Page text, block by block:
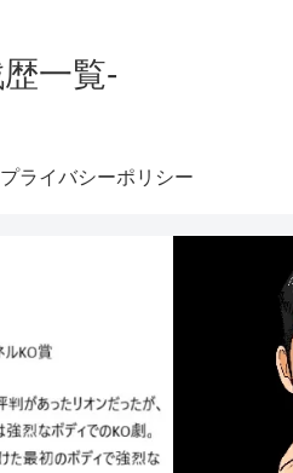
一覧-
プライバシーポリシー